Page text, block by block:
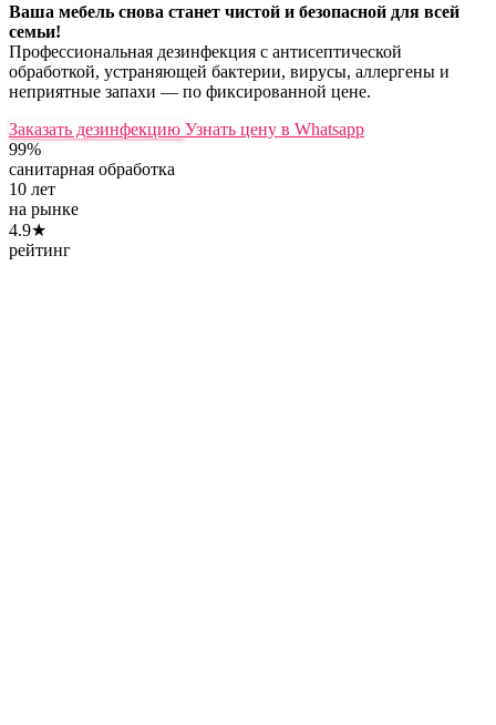
Ваша мебель снова станет чистой и безопасной для всей
семьи!
Профессиональная дезинфекция с антисептической
обработкой, устраняющей бактерии, вирусы, аллергены и
неприятные запахи — по фиксированной цене.
Заказать дезинфекцию Узнать цену в Whatsapp
99%
санитарная обработка
10 лет
на рынке
4.9★
рейтинг